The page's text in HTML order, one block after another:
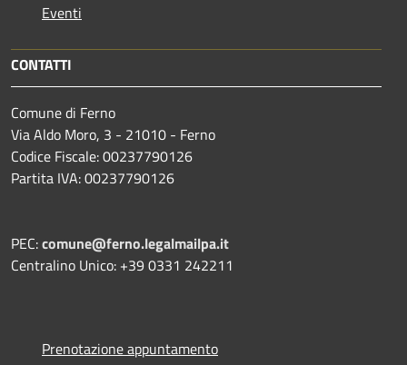
Eventi
CONTATTI
Comune di Ferno
Via Aldo Moro, 3 - 21010 - Ferno
Codice Fiscale: 00237790126
Partita IVA: 00237790126
PEC:comune@ferno.legalmailpa.it
Centralino Unico: +39 0331 242211
Prenotazione appuntamento